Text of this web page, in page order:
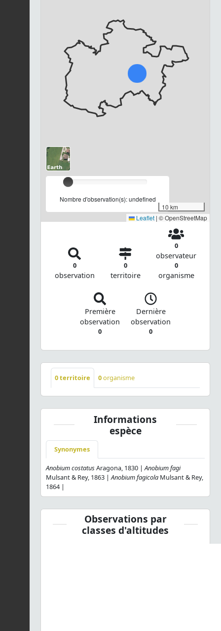
Chargement...
Nombre d'observation(s): undefined
10 km
Leaflet | © OpenStreetMap
0
observation
0
territoire
0
observateur
0
organisme
Première
observation
0
Dernière
observation
0
0territoire 0organisme
Informations
espèce
Synonymes
Anobium costatus Aragona, 1830 |Anobium fagi
Mulsant & Rey, 1863 |Anobium fagicola Mulsant & Rey,
1864 |
Observations par
classes d'altitudes